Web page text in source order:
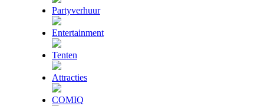
Partyverhuur
Entertainment
Tenten
Attracties
COMIQ